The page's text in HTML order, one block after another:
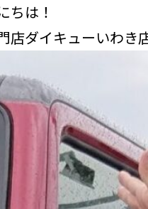
ちは！
店ダイキューいわき